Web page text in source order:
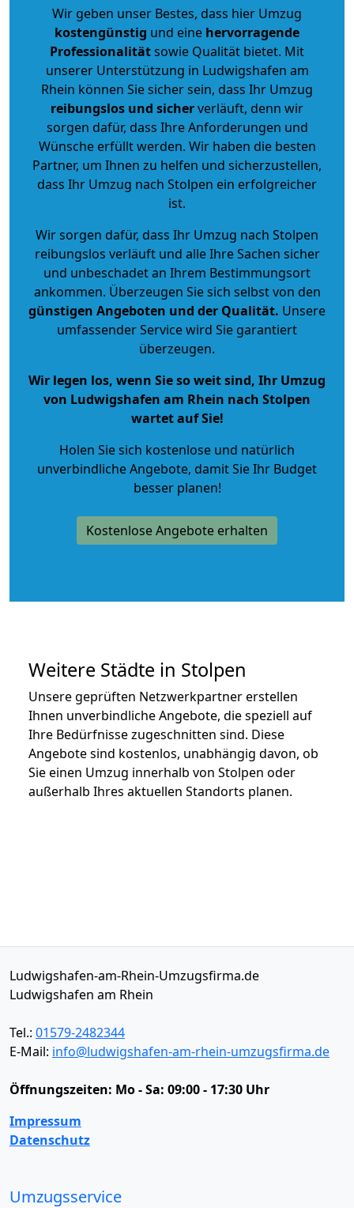
Wir geben unser Bestes, dass hier Umzug
kostengünstig und eine hervorragende
Professionalitätsowie Qualität bietet. Mit
unserer Unterstützung in Ludwigshafen am
Rhein können Sie sicher sein, dass Ihr Umzug
reibungslos und sicherverläuft, denn wir
sorgen dafür, dass Ihre Anforderungen und
Wünsche erfüllt werden. Wir haben die besten
Partner, um Ihnen zu helfen und sicherzustellen,
dass Ihr Umzug nach Stolpen ein erfolgreicher
ist.
Wir sorgen dafür, dass Ihr Umzug nach Stolpen
reibungslos verläuft und alle Ihre Sachen sicher
und unbeschadet an Ihrem Bestimmungsort
ankommen. Überzeugen Sie sich selbst von den
günstigen Angeboten und der Qualität. Unsere
umfassender Service wird Sie garantiert
überzeugen.
Wir legen los, wenn Sie so weit sind, Ihr Umzug
von Ludwigshafen am Rhein nach Stolpen
wartet auf Sie!
Holen Sie sich kostenlose und natürlich
unverbindliche Angebote, damit Sie Ihr Budget
besser planen!
Kostenlose Angebote erhalten
Weitere Städte in Stolpen
Unsere geprüften Netzwerkpartner erstellen
Ihnen unverbindliche Angebote, die speziell auf
Ihre Bedürfnisse zugeschnitten sind. Diese
Angebote sind kostenlos, unabhängig davon, ob
Sie einen Umzug innerhalb von Stolpen oder
außerhalb Ihres aktuellen Standorts planen.
Ludwigshafen-am-Rhein-Umzugsfirma.de
Ludwigshafen am Rhein
Tel.: 01579-2482344
E-Mail: info@ludwigshafen-am-rhein-umzugsfirma.de
Öffnungszeiten: Mo - Sa: 09:00 - 17:30 Uhr
Impressum
Datenschutz
Umzugsservice